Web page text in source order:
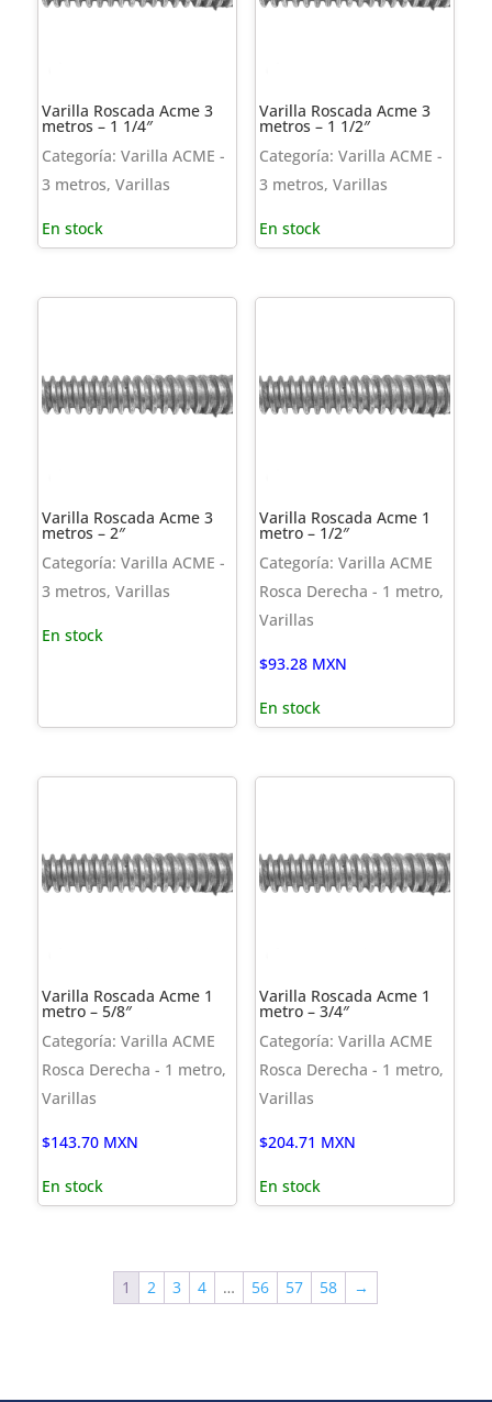
Varilla Roscada Acme 3
metros – 1 1/4″
Categoría: Varilla ACME -
3 metros, Varillas
En stock
Varilla Roscada Acme 3
metros – 1 1/2″
Categoría: Varilla ACME -
3 metros, Varillas
En stock
Varilla Roscada Acme 3
metros – 2″
Categoría: Varilla ACME -
3 metros, Varillas
En stock
Varilla Roscada Acme 1
metro – 1/2″
Categoría: Varilla ACME
Rosca Derecha - 1 metro,
Varillas
$93.28 MXN
En stock
Varilla Roscada Acme 1
metro – 5/8″
Categoría: Varilla ACME
Rosca Derecha - 1 metro,
Varillas
$143.70 MXN
En stock
Varilla Roscada Acme 1
metro – 3/4″
Categoría: Varilla ACME
Rosca Derecha - 1 metro,
Varillas
$204.71 MXN
En stock
1 2 3 4 … 56 57 58 →